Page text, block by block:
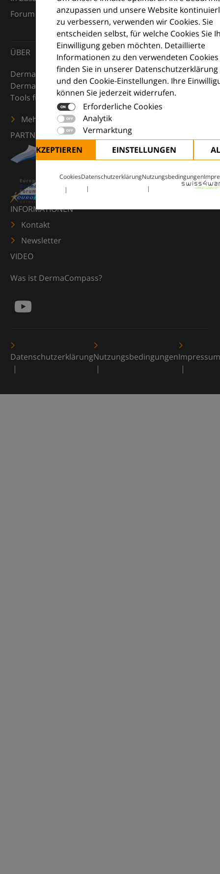
anzupassen und unsere Website
zu verbessern, verwenden wir Cookies. Sie
entscheiden selbst, für welche Cookies Sie
Einwilligung geben möchten. Detaillierte
Informationen zu den verwendeten Cookies
finden Sie in unserer Datenschutzerklärung
und den Cookie-Einstellungen. Ihre
können Sie jederzeit widerrufen.
Erforderliche Cookies
Analytik
Vermarktung
ALLE AKZEPTIEREN
EINSTELLUNGEN
CookiesDatenschutzerklärungNutzungsbedingungen
Forum (EDF) und Euroderm Excellence
ÜBER
DermaCompass ist Ihr digitaler Kompass für die
Dermatologie – mit Wissen, Bildern und praktischen
Tools für den klinischen Alltag.
Mehr erfahren
PARTNER
INFORMATIONEN
Kontakt
Newsletter
VIDEO
Was ist DermaCompass?
DatenschutzerklärungNutzungsbedingungenImpressum